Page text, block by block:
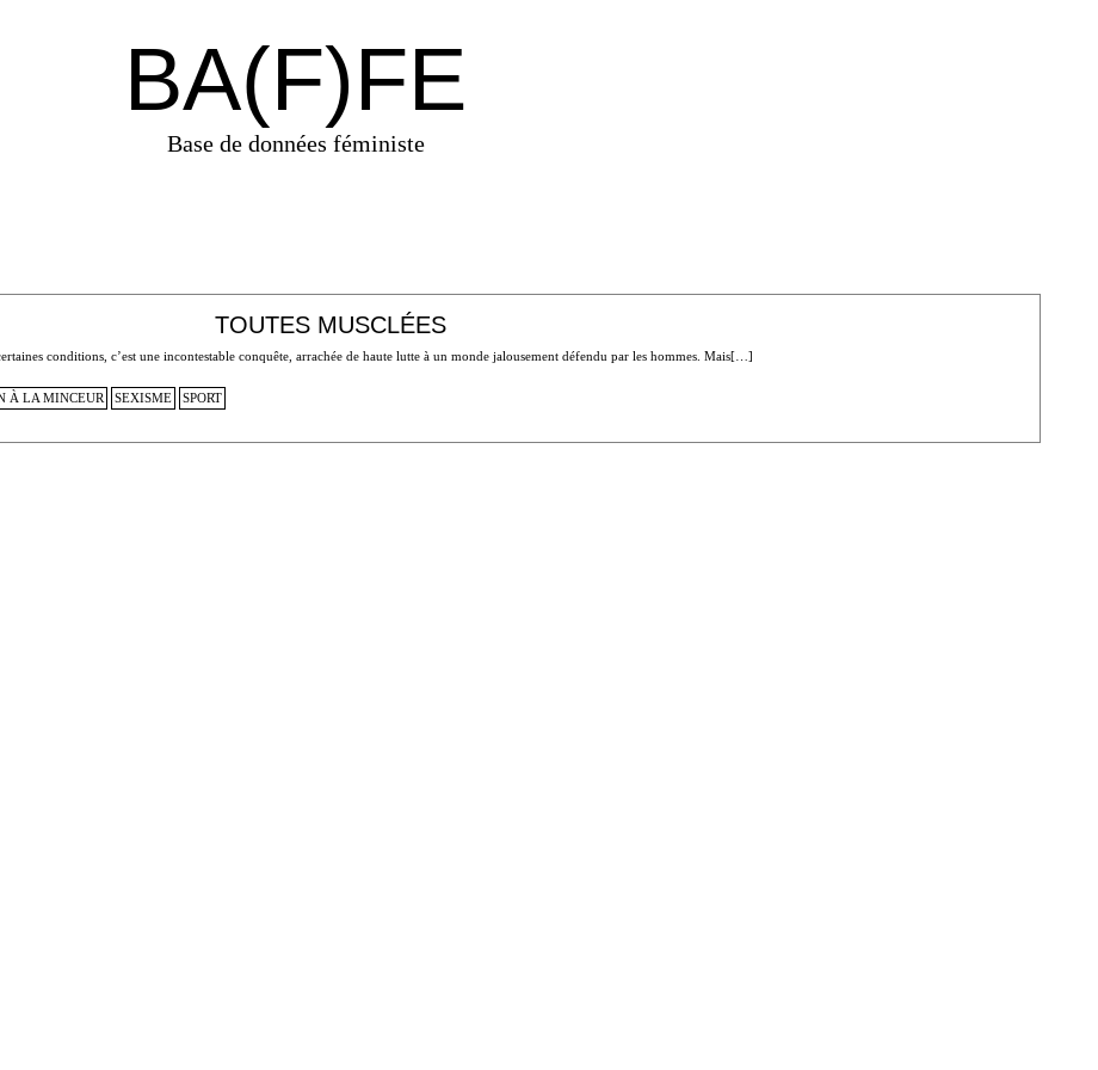
BA(F)FE
Base de données féministe
TOUTES MUSCLÉES
conditions, c’est une incontestable conquête, arrachée de haute lutte à un monde jalousement défendu par les hommes. Mais[…]
À LA MINCEUR SEXISME
SPORT